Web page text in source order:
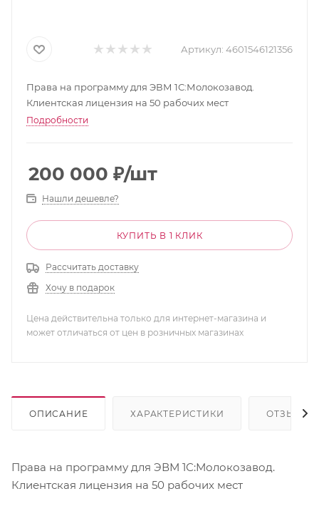
Артикул: 4601546121356
Права на программу для ЭВМ 1С:Молокозавод.
Клиентская лицензия на 50 рабочих мест
Подробности
200 000 ₽/шт
Нашли дешевле?
КУПИТЬ В 1 КЛИК
Рассчитать доставку
Хочу в подарок
Цена действительна только для интернет-магазина и
может отличаться от цен в розничных магазинах
ОПИСАНИЕ ХАРАКТЕРИСТИКИ ОТЗЫВЫ
Права на программу для ЭВМ 1С:Молокозавод.
Клиентская лицензия на 50 рабочих мест